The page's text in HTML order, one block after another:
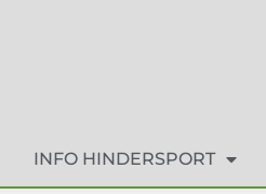
INFO HINDERSPORT